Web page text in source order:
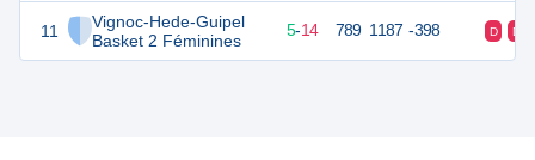
11
Vignoc-Hede-Guipel
Basket 2 Féminines
25 5-14 789 1187 -398 D D